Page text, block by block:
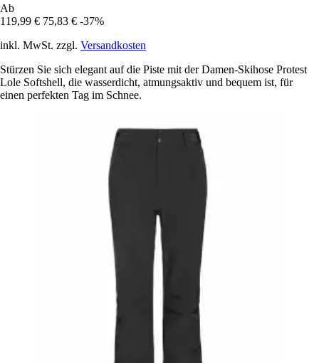
Ab
119,99 € 75,83 € -37%
inkl. MwSt. zzgl. Versandkosten
Stürzen Sie sich elegant auf die Piste mit der Damen-Skihose Protest
Lole Softshell, die wasserdicht, atmungsaktiv und bequem ist, für
einen perfekten Tag im Schnee.